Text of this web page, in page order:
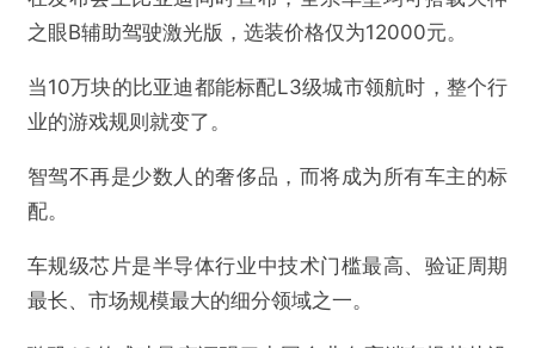
之眼B辅助驾驶激光版，选装价格仅为12000元。
当10万块的比亚迪都能标配L3级城市领航时，整个行
业的游戏规则就变了。
智驾不再是少数人的奢侈品，而将成为所有车主的标
配。
车规级芯片是半导体行业中技术门槛最高、验证周期
最长、市场规模最大的细分领域之一。